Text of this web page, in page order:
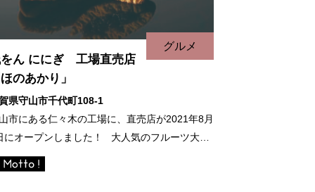
グルメ
ん ににぎ 工場直売店
のあかり」
県守山市千代町108-1
市にある仁々木の工場に、直売店が2021年8月
にオープンしました！ 大人気のフルーツ大…